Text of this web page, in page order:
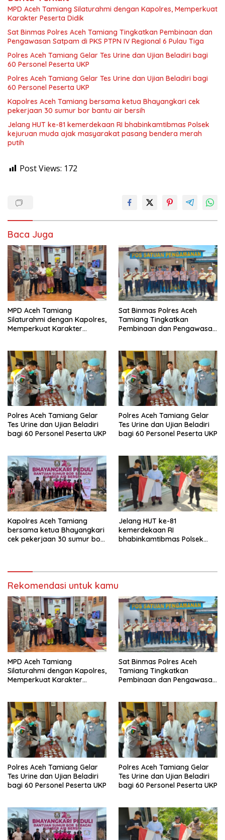
MPD Aceh Tamiang Silaturahmi dengan Kapolres, Memperkuat
Karakter Peserta Didik
Sat Binmas Polres Aceh Tamiang Tingkatkan Pembinaan dan
Pengawasan Satpam di PKS PTPN IV Regional 6 Pulau Tiga
Polres Aceh Tamiang Gelar Tes Urine dan Ujian Beladiri bagi
60 Personel Peserta UKP
Polres Aceh Tamiang Gelar Tes Urine dan Ujian Beladiri bagi
60 Personel Peserta UKP
Kapolres Aceh Tamiang bersama ketua Bhayangkari cek
pekerjaan 30 sumur bor bantu air bersih
Jelang HUT ke-81 kemerdekaan RI bhabinkamtibmas Polsek
kejuruan muda ajak masyarakat pasang bendera merah
putih
Post Views: 172
Baca Juga
MPD Aceh Tamiang
Silaturahmi dengan Kapolres,
Memperkuat Karakter
Sat Binmas Polres Aceh
Tamiang Tingkatkan
Pembinaan dan Pengawasan
Polres Aceh Tamiang Gelar
Tes Urine dan Ujian Beladiri
bagi 60 Personel Peserta UKP
Polres Aceh Tamiang Gelar
Tes Urine dan Ujian Beladiri
bagi 60 Personel Peserta UKP
Kapolres Aceh Tamiang
bersama ketua Bhayangkari
cek pekerjaan 30 sumur bor
Jelang HUT ke-81
kemerdekaan RI
bhabinkamtibmas Polsek
Rekomendasi untuk kamu
MPD Aceh Tamiang
Silaturahmi dengan Kapolres,
Memperkuat Karakter
Sat Binmas Polres Aceh
Tamiang Tingkatkan
Pembinaan dan Pengawasan
Polres Aceh Tamiang Gelar
Tes Urine dan Ujian Beladiri
bagi 60 Personel Peserta UKP
Polres Aceh Tamiang Gelar
Tes Urine dan Ujian Beladiri
bagi 60 Personel Peserta UKP